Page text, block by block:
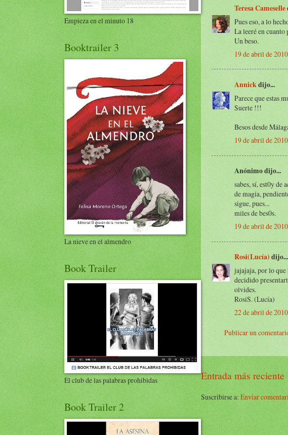
Teresa Cameselle
Pues eso, a lo
La leeré en cuanto
Un beso.
19 de abril de
Annickdijo...
Parece que estas
Suerte !!!
Besos desde
19 de abril de
Anónimo dijo...
sabes, sí, est0y de
de magia,
sigue, pues...
miles de bes0s.
19 de abril de
Rosi(Lucía) dijo...
jajajaja, por lo que
decidido
olvides.
RosiS. (Lucía)
22 de abril de
Publicar un
Entrada más reciente
Suscribirse a:Enviar
Empieza en el minuto 18
Booktrailer 3
La nieve en el almendro
Book Trailer
El club de las palabras prohibidas
Book Trailer 2